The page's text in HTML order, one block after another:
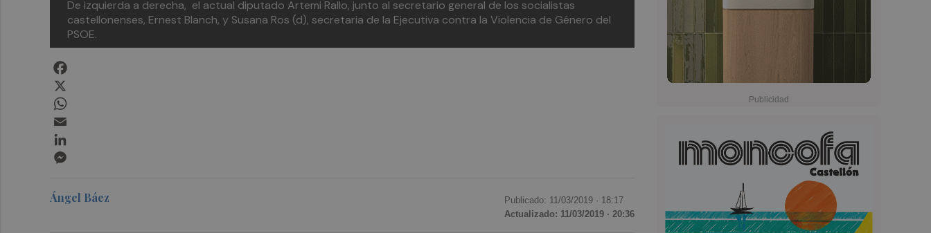
De izquierda a derecha, el actual diputado Artemi Rallo, junto al secretario general de los socialistas
castellonenses, Ernest Blanch, y Susana Ros (d), secretaria de la Ejecutiva contra la Violencia de Género del
PSOE.
Ángel Báez Publicado: 11/03/2019 · 18:17
Actualizado: 11/03/2019 · 20:36